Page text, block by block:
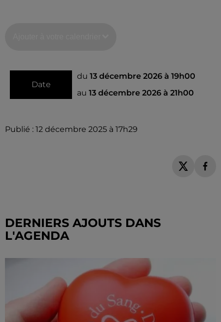
Date
du 13 décembre 2026 à 19h00
au 13 décembre 2026 à 21h00
Publié : 12 décembre 2025 à 17h29
DERNIERS AJOUTS DANS
L'AGENDA